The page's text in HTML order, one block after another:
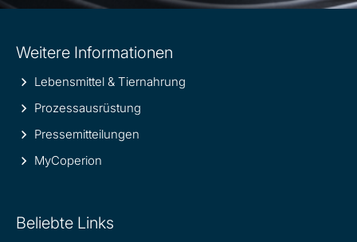
information
Weitere Informationen
Lebensmittel & Tiernahrung
Prozessausrüstung
Pressemitteilungen
MyCoperion
Beliebte Links